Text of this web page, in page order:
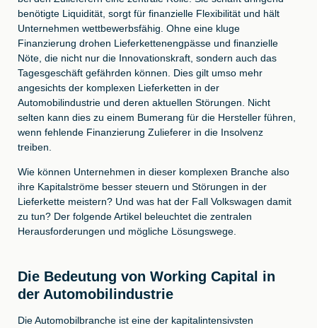
benötigte Liquidität, sorgt für finanzielle Flexibilität und hält
Unternehmen wettbewerbsfähig. Ohne eine kluge
Finanzierung drohen Lieferkettenengpässe und finanzielle
Nöte, die nicht nur die Innovationskraft, sondern auch das
Tagesgeschäft gefährden können. Dies gilt umso mehr
angesichts der komplexen Lieferketten in der
Automobilindustrie und deren aktuellen Störungen. Nicht
selten kann dies zu einem Bumerang für die Hersteller führen,
wenn fehlende Finanzierung Zulieferer in die Insolvenz
treiben.
Wie können Unternehmen in dieser komplexen Branche also
ihre Kapitalströme besser steuern und Störungen in der
Lieferkette meistern? Und was hat der Fall Volkswagen damit
zu tun? Der folgende Artikel beleuchtet die zentralen
Herausforderungen und mögliche Lösungswege.
Die Bedeutung von Working Capital in
der Automobilindustrie
Die Automobilbranche ist eine der kapitalintensivsten